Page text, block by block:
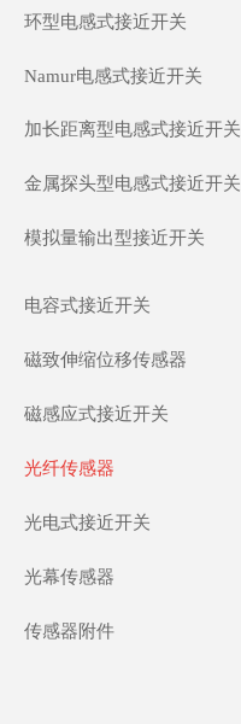
环型电感式接近开关
Namur电感式接近开关
加长距离型电感式接近开关
金属探头型电感式接近开关
模拟量输出型接近开关
电容式接近开关
磁致伸缩位移传感器
磁感应式接近开关
光纤传感器
光电式接近开关
光幕传感器
传感器附件